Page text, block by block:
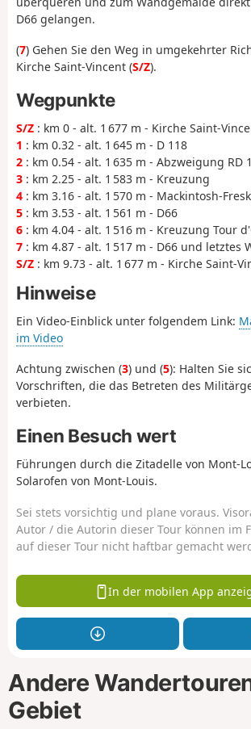
D66 gelangen.
(7) Gehen Sie den Weg in umgekehrter
Kirche Saint-Vincent (S/Z).
Wegpunkte
S/Z : km 0 - alt. 1 677 m - Kirche Saint-
1 : km 0.32 - alt. 1 645 m - D 118
2 : km 0.54 - alt. 1 635 m - Abzweigung RD
3 : km 2.25 - alt. 1 583 m - Kreuzung
4 : km 3.16 - alt. 1 570 m - Mackintosh-
5 : km 3.53 - alt. 1 561 m - D66
6 : km 4.04 - alt. 1 516 m - Kreuzung Tour
7 : km 4.87 - alt. 1 517 m - D66 und letztes
S/Z : km 9.73 - alt. 1 677 m - Kirche Saint-
Hinweise
Ein Video-Einblick unter folgendem Link:
im Video
Achtung zwischen (3) und (5): Halten Sie
Vorschriften, die das Betreten des
verbieten.
Einen Besuch wert
Führungen durch die Zitadelle von Mont-
Solarofen von Mont-Louis.
Sei stets vorsichtig und plane voraus.
Autor / die Autorin dieser Tour können im
auf dieser Tour nicht haftbar gemacht
In der mobilen App
Andere
Gebiet